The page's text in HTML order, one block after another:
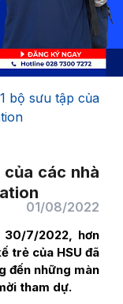
bộ sưu tập của
của các nhà
01/08/2022
7/2022, hơn
trẻ của HSU đã
đến những màn
tham dự.